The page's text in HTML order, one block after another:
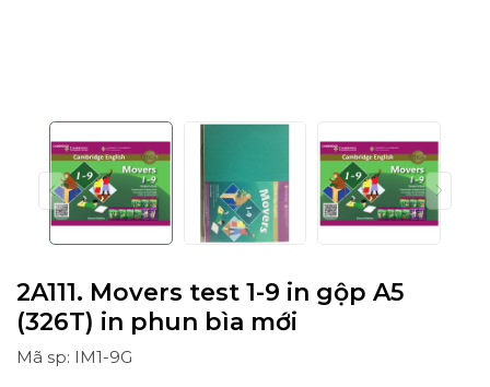
2A111. Movers test 1-9 in gộp A5
(326T) in phun bìa mới
Mã sp: IM1-9G